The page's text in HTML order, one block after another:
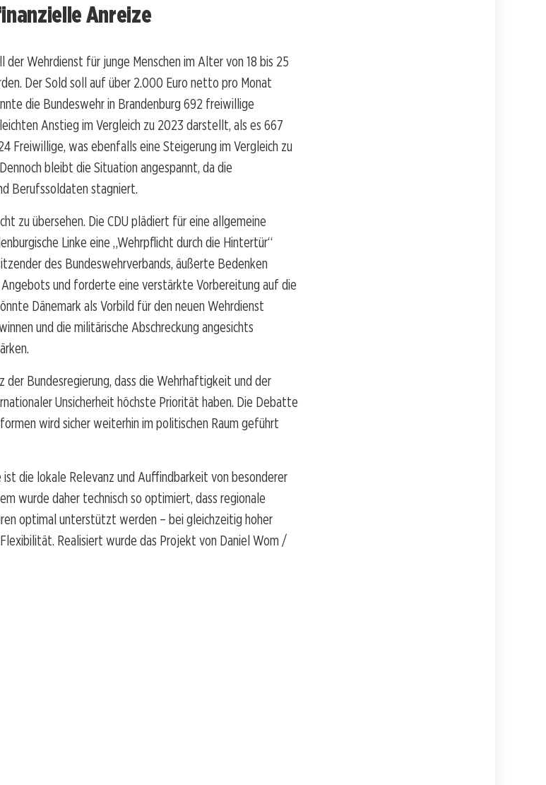
Anreize
der Wehrdienst für junge Menschen im Alter von 18 bis 25
Der Sold soll auf über 2.000 Euro netto pro Monat
die Bundeswehr in Brandenburg 692 freiwillige
Anstieg im Vergleich zu 2023 darstellt, als es 667
Freiwillige, was ebenfalls eine Steigerung im Vergleich zu
bleibt die Situation angespannt, da die
Berufssoldaten stagniert.
zu übersehen. Die CDU plädiert für eine allgemeine
Linke eine „Wehrpflicht durch die Hintertür“
des Bundeswehrverbands, äußerte Bedenken
und forderte eine verstärkte Vorbereitung auf die
Dänemark als Vorbild für den neuen Wehrdienst
und die militärische Abschreckung angesichts
Bundesregierung, dass die Wehrhaftigkeit und der
Unsicherheit höchste Priorität haben. Die Debatte
wird sicher weiterhin im politischen Raum geführt
die lokale Relevanz und Auffindbarkeit von besonderer
wurde daher technisch so optimiert, dass regionale
optimal unterstützt werden – bei gleichzeitig hoher
Realisiert wurde das Projekt von Daniel Wom /